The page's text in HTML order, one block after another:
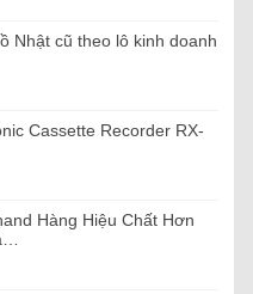
Nhật cũ theo lô kinh doanh
Cassette Recorder RX-
Hàng Hiệu Chất Hơn